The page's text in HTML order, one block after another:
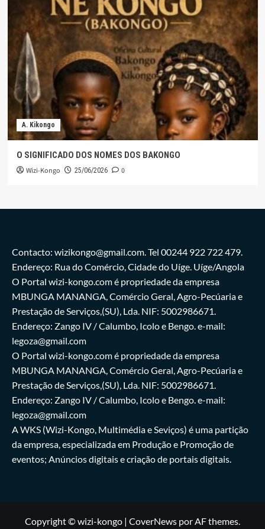
A. Kikongo
O SIGNIFICADO DOS NOMES DOS BAKONGO
Wizi-Kongo 25/06/2026 0
Contacto: wizikongo@gmail.com. Tel 00244 922 722 479.
Endereço: Rua do Comércio, Cidade do Uíge. Uíge/Angola
O Portal wizi-kongo.com é propriedade da empresa
MBUNGA MANANGA, Comércio Geral, Agro-Pecúaria e
Prestação de Serviços,(SU), Lda. NIF: 5002986671.
Endereço: Zango IV / Calumbo, Icolo e Bengo. e-mail:
legoza@gmail.com
O Portal wizi-kongo.com é propriedade da empresa
MBUNGA MANANGA, Comércio Geral, Agro-Pecúaria e
Prestação de Serviços,(SU), Lda. NIF: 5002986671.
Endereço: Zango IV / Calumbo, Icolo e Bengo. e-mail:
legoza@gmail.com
A WKS (Wizi-Kongo, Multimédia e Seviços) é uma partição
da empresa, especializada em Produção e Promoção de
eventos; Anúncios digitais e criação de portais digitais.
Copyright © wizi-kongo | CoverNews por AF themes.